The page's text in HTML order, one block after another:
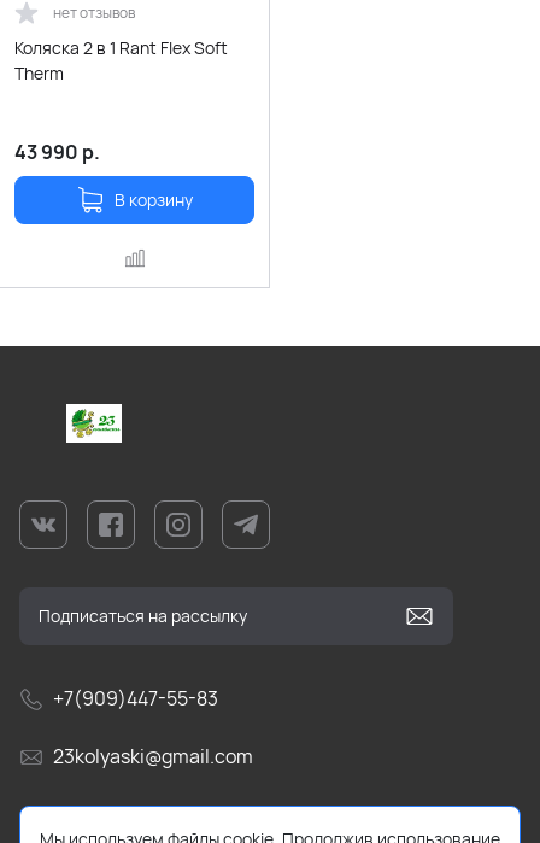
нет отзывов
Коляска 2 в 1 Rant Flex Soft
Therm
43 990 р.
В корзину
+7(909)447-55-83
23kolyaski@gmail.com
г. Краснодар, ул Текстильная, д. 9/5.